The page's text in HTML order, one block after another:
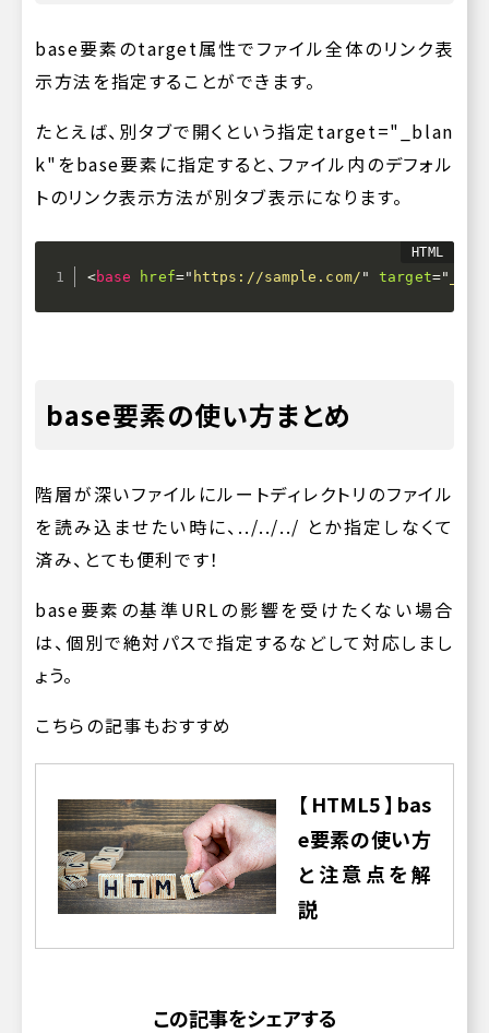
base要素のtarget属性でファイル全体のリンク表
示方法を指定することができます。
たとえば、別タブで開くという指定target="_blan
k"をbase要素に指定すると、ファイル内のデフォル
トのリンク表示方法が別タブ表示になります。
<base href=" https://sample.com/ " target="
base要素の使い方まとめ
階層が深いファイルにルートディレクトリのファイル
を読み込ませたい時に、 ../../../ とか指定しなくて
済み、とても便利です！
base要素の基準URLの影響を受けたくない場合
は、個別で絶対パスで指定するなどして対応しまし
ょう。
こちらの記事もおすすめ
【HTML5】bas
e要素の使い方
と注意点を解
説
この記事をシェアする